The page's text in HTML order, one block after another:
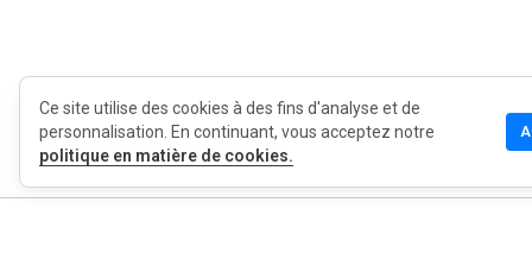
Ce site utilise des cookies à des fins d'analyse et de
personnalisation. En continuant, vous acceptez notre
politique en matière de cookies.